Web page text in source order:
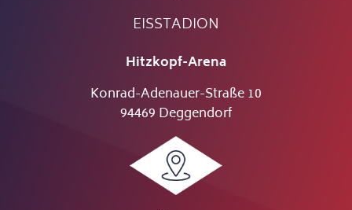
EISSTADION
Hitzkopf-Arena
Konrad-Adenauer-Straße 10
94469 Deggendorf